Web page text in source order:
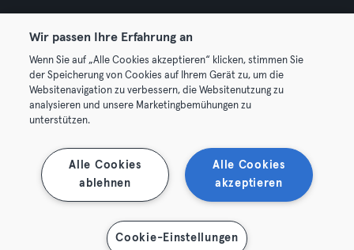
© 2026 Urban Sports Group GmbH. All rights reserved.
AGB Datenschutz
Vertrag hier kündigen Hier Verträge widerrufen
Wir passen Ihre Erfahrung an
Wenn Sie auf „Alle Cookies akzeptieren“ klicken, stimmen Sie
der Speicherung von Cookies auf Ihrem Gerät zu, um die
Websitenavigation zu verbessern, die Websitenutzung zu
analysieren und unsere Marketingbemühungen zu
unterstützen.
Alle Cookies
akzeptieren
Alle Cookies
ablehnen
Cookie-Einstellungen